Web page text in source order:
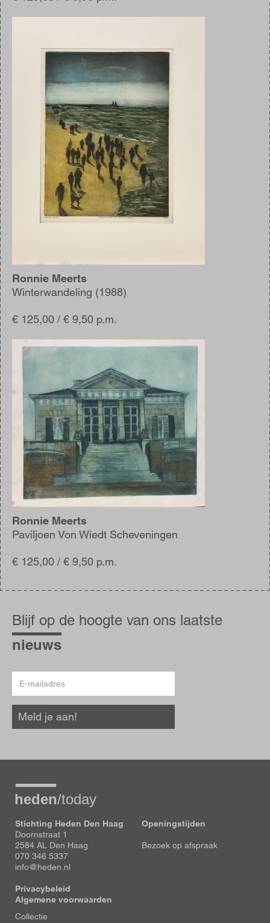
Ronnie Meerts
Winterwandeling (1988)
€ 125,00 / € 9,50 p.m.
Afbeelding
Ronnie Meerts
Paviljoen Von Wiedt Scheveningen
€ 125,00 / € 9,50 p.m.
op
de
hoogte
Blijf op de hoogte van ons laatste
nieuws
mailadres
Meld je aan!
Stichting Heden Den Haag
Doornstraat 1
2584 AL Den Haag
070 346 5337
info@heden.nl
Privacybeleid
Algemene voorwaarden
Openingstijden
Bezoek op afspraak
Collectie